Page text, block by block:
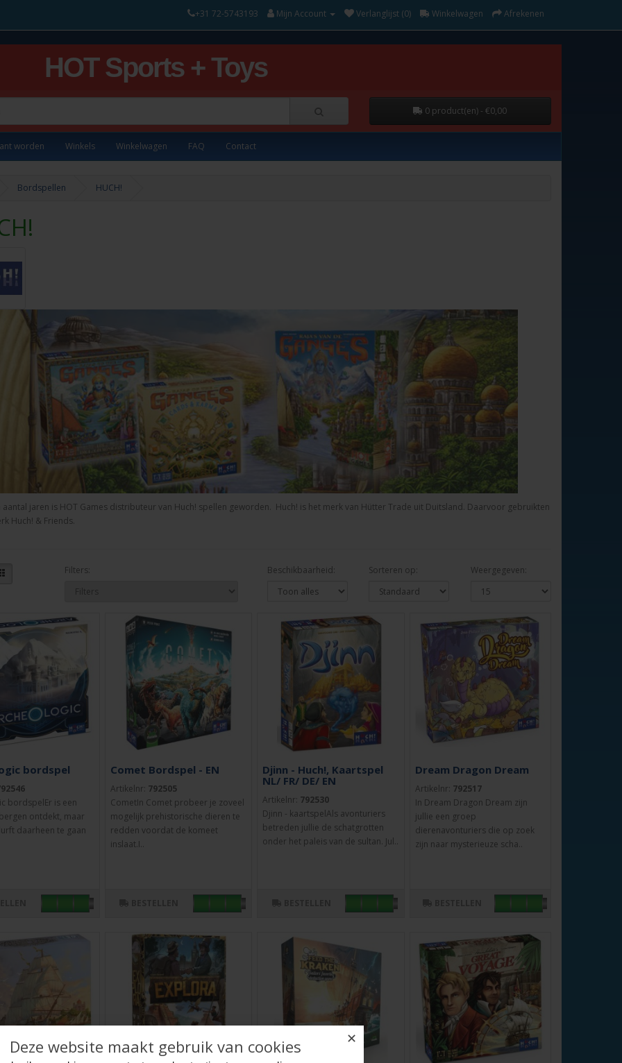
+31 72-5743193 Mijn Account Verlanglijst (0) Winkelwagen Afrekenen
HOT Sports + Toys
0 product(en) - €0,00
worden Winkels Winkelwagen FAQ Contact
Bordspellen HUCH!
aantal jaren is HOT Games distributeur van Huch! spellen geworden. Huch! is het merk van Hütter Trade uit Duitsland. Daarvoor gebruikten
Huch! & Friends.
Filters: Beschikbaarheid: Sorteren op: Weergegeven:
bordspel
bordspelEr is een
ontdekt, maar
daarheen te gaan
Comet Bordspel - EN
Artikelnr: 792505
CometIn Comet probeer je zoveel
mogelijk prehistorische dieren te
redden voordat de komeet
inslaat.I..
Djinn - Huch!, Kaartspel
NL/ FR/ DE/ EN
Artikelnr: 792530
Djinn - kaartspelAls avonturiers
betreden jullie de schatgrotten
onder het paleis van de sultan. Jul..
Dream Dragon Dream
Artikelnr: 792517
In Dream Dragon Dream zijn
jullie een groep
dierenavonturiers die op zoek
zijn naar mysterieuze scha..
✕
Deze website maakt gebruik van cookies